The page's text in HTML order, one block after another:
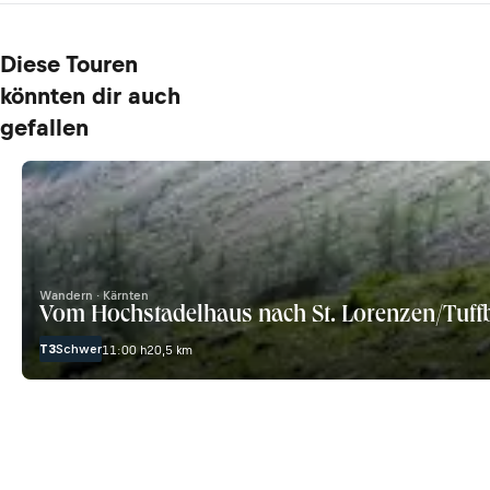
Diese Touren
könnten dir auch
gefallen
Wandern · Kärnten
Vom Hochstadelhaus nach St. Lorenzen/
T3Schwer11:00 h20,5 km